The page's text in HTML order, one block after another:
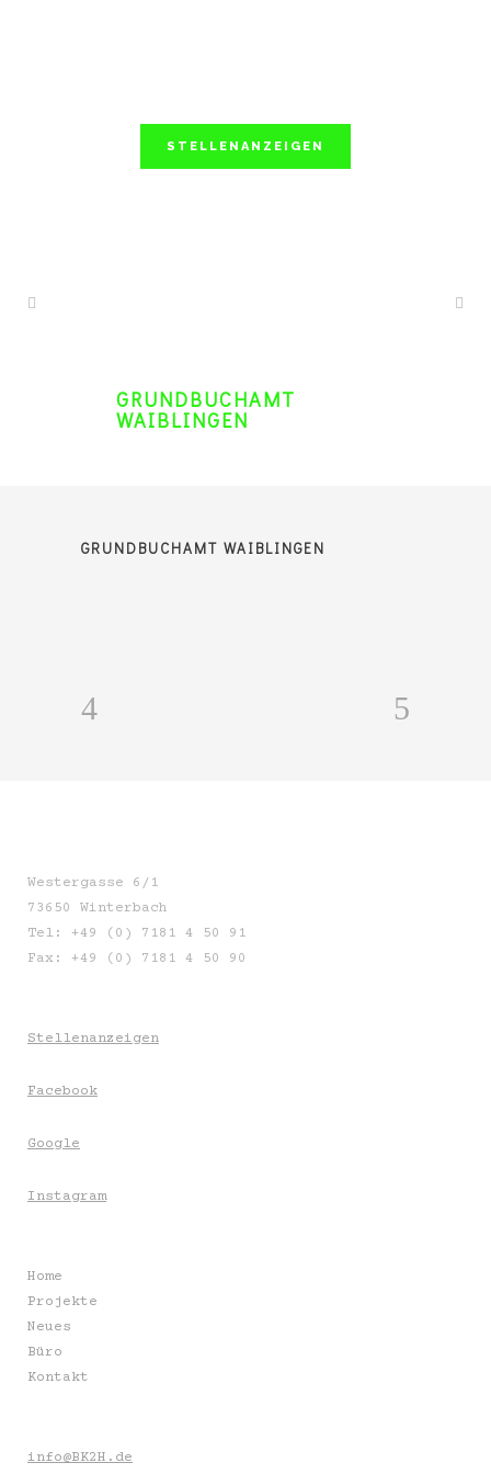
STELLENANZEIGEN
GRUNDBUCHAMT
WAIBLINGEN
GRUNDBUCHAMT WAIBLINGEN
Westergasse 6/1
73650 Winterbach
Tel: +49 (0) 7181 4 50 91
Fax: +49 (0) 7181 4 50 90
Stellenanzeigen
Facebook
Google
Instagram
Home
Projekte
Neues
Büro
Kontakt
info@BK2H.de